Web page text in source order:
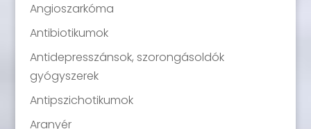
Angioszarkóma
Antibiotikumok
Antidepresszánsok, szorongásoldók
gyógyszerek
Antipszichotikumok
Aranyér